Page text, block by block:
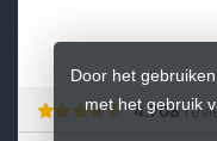
Door het
met het gebruik